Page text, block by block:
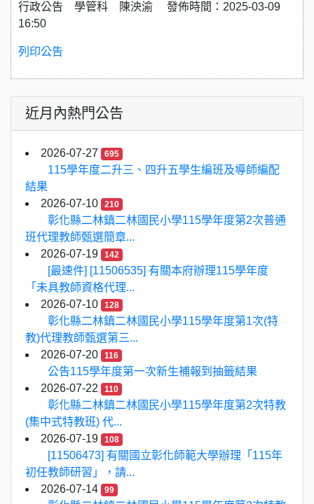
行政公告 學管科 陳泱渝 發佈時間：2025-03-09
16:50
列印公告
近月內熱門公告
2026-07-27 695
115學年度二升三、四升五學生編班及導師編配
結果
2026-07-10
210
彰化縣二林鎮二林國民小學115學年度第2次普通
班代理教師甄選簡章...
2026-07-19
142
[最速件] [11506535] 有關本府辦理115學年度
「未具教師資格代理...
2026-07-10
128
彰化縣二林鎮二林國民小學115學年度第1次(特
教)代理教師甄選第三...
2026-07-20
116
公告115學年度第一次新生補報到抽籤結果
2026-07-22
110
彰化縣二林鎮二林國民小學115學年度第2次特教
(集中式特教班) 代...
2026-07-19
108
[11506473] 有關國立彰化師範大學辦理「115年
初任教師研習」，請...
2026-07-14
99